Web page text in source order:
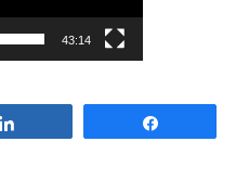
43:14